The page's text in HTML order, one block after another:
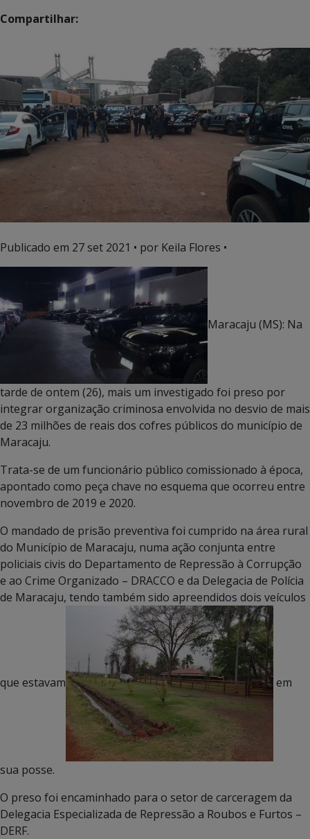
Compartilhar:
Publicado em 27 set 2021 • por Keila Flores •
Maracaju (MS): Na
tarde de ontem (26), mais um investigado foi preso por
integrar organização criminosa envolvida no desvio de mais
de 23 milhões de reais dos cofres públicos do município de
Maracaju.
Trata-se de um funcionário público comissionado à época,
apontado como peça chave no esquema que ocorreu entre
novembro de 2019 e 2020.
O mandado de prisão preventiva foi cumprido na área rural
do Município de Maracaju, numa ação conjunta entre
policiais civis do Departamento de Repressão à Corrupção
e ao Crime Organizado – DRACCO e da Delegacia de Polícia
de Maracaju, tendo também sido apreendidos dois veículos
que estavam em
sua posse.
O preso foi encaminhado para o setor de carceragem da
Delegacia Especializada de Repressão a Roubos e Furtos –
DERF.